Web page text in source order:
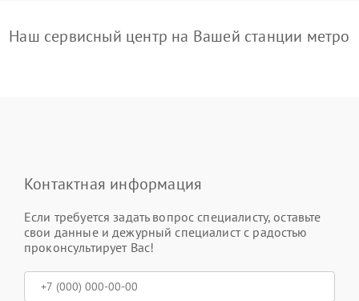
Наш сервисный центр на Вашей станции метро
Контактная информация
Если требуется задать вопрос специалисту, оставьте
свои данные и дежурный специалист с радостью
проконсультирует Вас!